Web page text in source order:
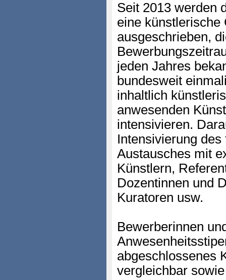
Seit 2013 werden
eine künstlerische
ausgeschrieben,
jeden Jahres
bundesweit
inhaltlich
anwesenden
intensivieren.
Intensivierung
Austausches mit
Künstlern,
Dozentinnen und
Kuratoren usw.
Bewerberinnen
abgeschlossenes
vergleichbar